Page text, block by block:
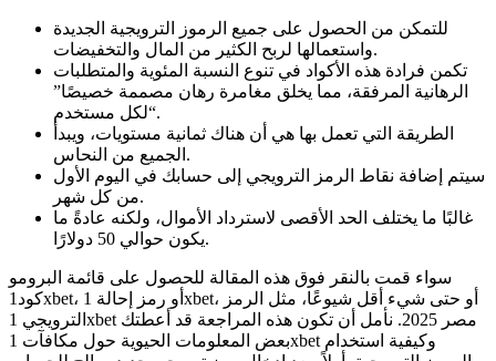
للتمكن من الحصول على جميع الرموز الترويجية الجديدة
واستعمالها لربح الكثير من المال والتخفيضات.
تكمن فرادة هذه الأكواد في تنوع النسبة المئوية والمتطلبات
الرهانية المرفقة، مما يخلق مغامرة رهان مصممة خصيصًا”
“لكل مستخدم.
الطريقة التي تعمل بها هي أن هناك ثمانية مستويات، ويبدأ
الجميع من النحاس.
سيتم إضافة نقاط الرمز الترويجي إلى حسابك في اليوم الأول
من كل شهر.
غالبًا ما يختلف الحد الأقصى لاسترداد الأموال، ولكنه عادةً ما
يكون حوالي 50 دولارًا.
سواء قمت بالنقر فوق هذه المقالة للحصول على قائمة البرومو
كود1xbet، أو رمز إحالة 1xbet، أو حتى شيء أقل شيوعًا، مثل الرمز
الترويجي 1xbet مصر 2025. نأمل أن تكون هذه المراجعة قد أعطتك
بعض المعلومات الحيوية حول مكافآت 1xbet وكيفية استخدام